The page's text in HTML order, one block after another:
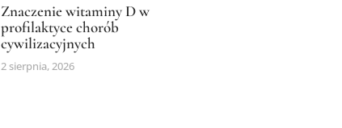
Znaczenie witaminy D w
profilaktyce chorób
cywilizacyjnych
2 sierpnia, 2026